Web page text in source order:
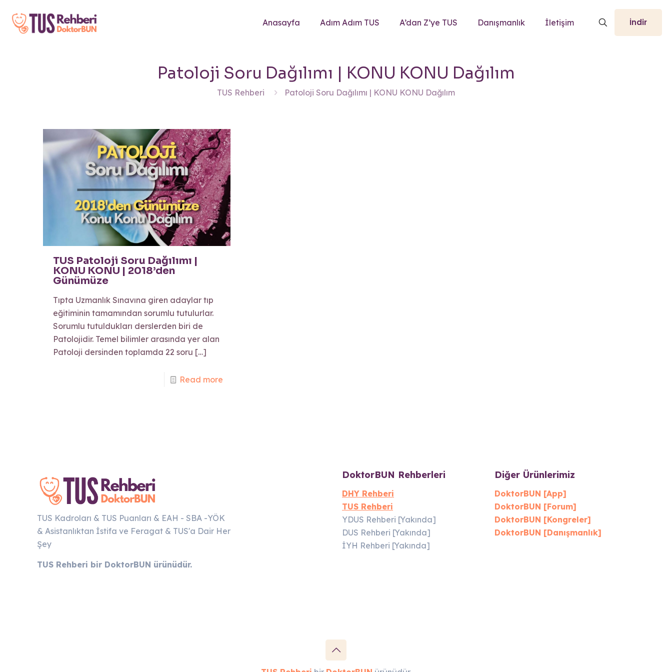
Anasayfa Adım Adım TUS A’dan Z’ye TUS Danışmanlık İletişim İndir
Patoloji Soru Dağılımı | KONU KONU Dağılım
TUS Rehberi Patoloji Soru Dağılımı | KONU KONU Dağılım
TUS Patoloji Soru Dağılımı |
KONU KONU | 2018’den
Günümüze
Tıpta Uzmanlık Sınavına giren adaylar tıp
eğitiminin tamamından sorumlu tutulurlar.
Sorumlu tutuldukları derslerden biri de
Patolojidir. Temel bilimler arasında yer alan
Patoloji dersinden toplamda 22 soru […]
Read more
TUS Kadroları & TUS Puanları & EAH - SBA -YÖK
& Asistanlıktan İstifa ve Feragat & TUS'a Dair Her
Şey
TUS Rehberi bir DoktorBUN ürünüdür.
DoktorBUN Rehberleri
DHY Rehberi
TUS Rehberi
YDUS Rehberi [Yakında]
DUS Rehberi [Yakında]
İYH Rehberi [Yakında]
Diğer Ürünlerimiz
DoktorBUN [App]
DoktorBUN [Forum]
DoktorBUN [Kongreler]
DoktorBUN [Danışmanlık]